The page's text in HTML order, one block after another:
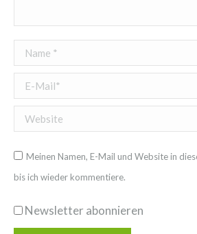
Name *
E-Mail *
Website
Meinen Namen, E-Mail und Website in
bis ich wieder kommentiere.
Newsletter abonnieren